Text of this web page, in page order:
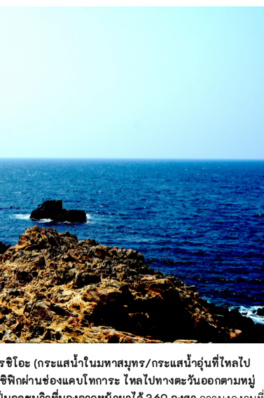
โอะ (กระแสน้ำในมหาสมุทร/กระแสน้ำอุ่นที่ไหลไป
ฟิกผ่านช่องแคบโทการะ ไหลไปทางตะวันออกตามหมู่